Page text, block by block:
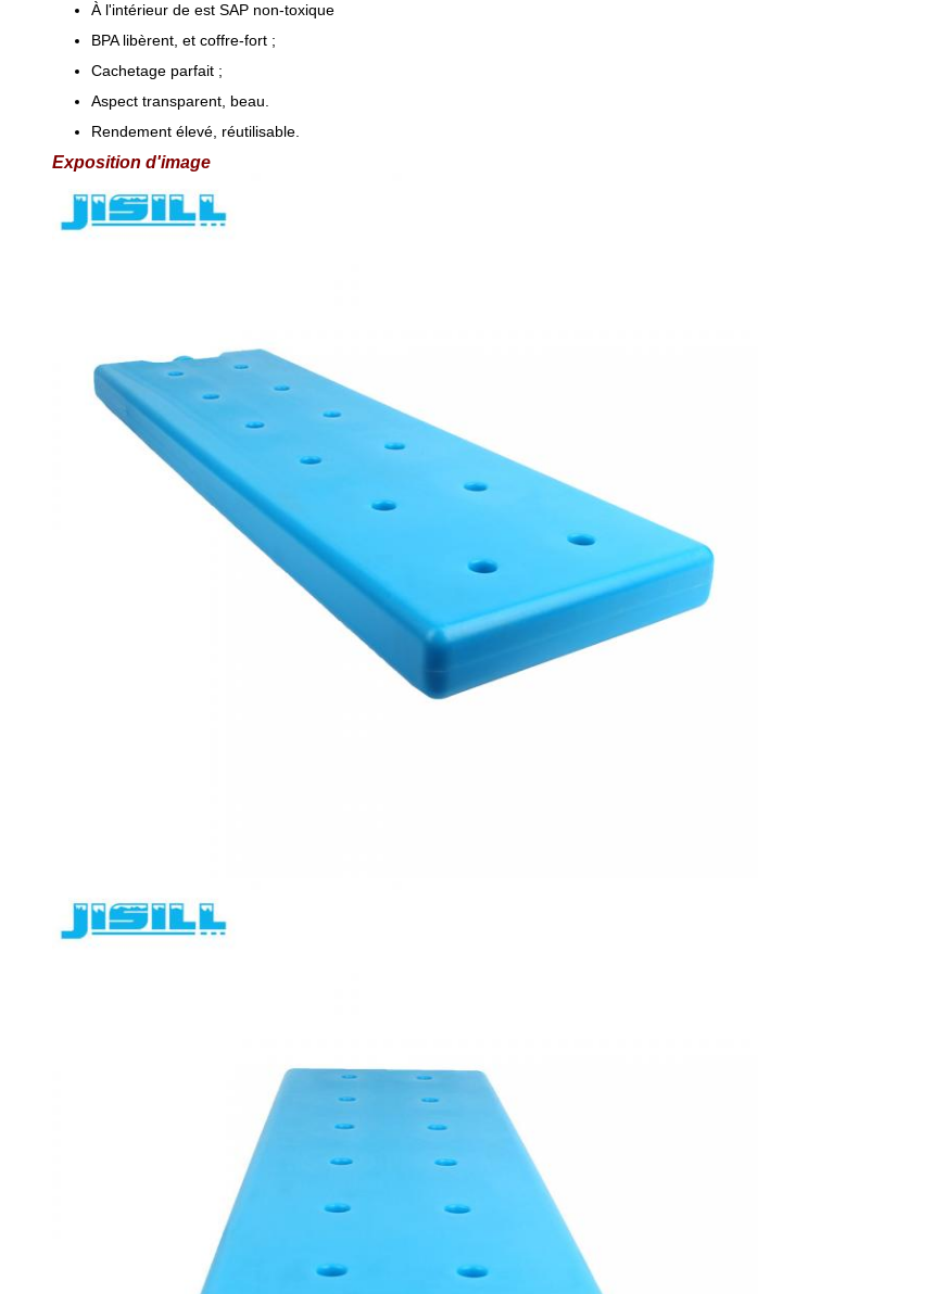
À l'intérieur de est SAP non-toxique
BPA libèrent, et coffre-fort ;
Cachetage parfait ;
Aspect transparent, beau.
Rendement élevé, réutilisable.
Exposition d'image